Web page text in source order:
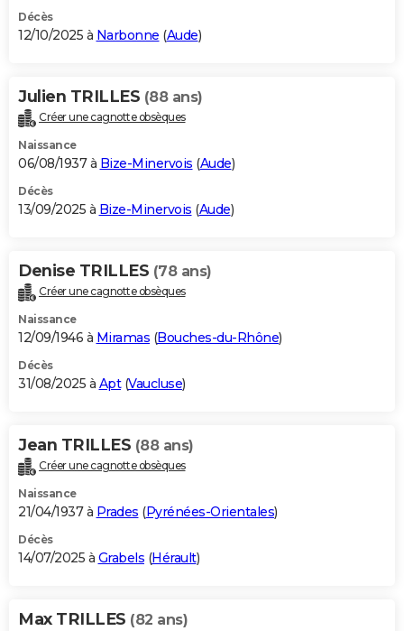
Décès
12/10/2025 à Narbonne (Aude)
Julien TRILLES (88 ans)
Créer une cagnotte obsèques
Naissance
06/08/1937 à Bize-Minervois (Aude)
Décès
13/09/2025 à Bize-Minervois (Aude)
Denise TRILLES (78 ans)
Créer une cagnotte obsèques
Naissance
12/09/1946 à Miramas (Bouches-du-Rhône)
Décès
31/08/2025 à Apt(Vaucluse)
Jean TRILLES (88 ans)
Créer une cagnotte obsèques
Naissance
21/04/1937 à Prades (Pyrénées-Orientales)
Décès
14/07/2025 à Grabels (Hérault)
Max TRILLES (82 ans)